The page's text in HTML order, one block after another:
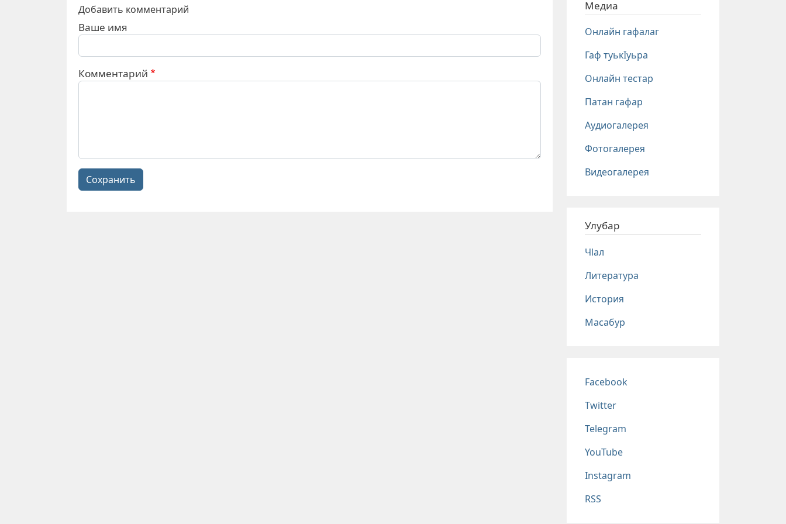
Добавить комментарий
Ваше имя
Комментарий
Сохранить
Медиа
Онлайн гафалаг
Гаф туькIуьра
Онлайн тестар
Патан гафар
Аудиогалерея
Фотогалерея
Видеогалерея
Улубар
Чlал
Литература
История
Масабур
Соц сети
Facebook
Twitter
Telegram
YouTube
Instagram
RSS